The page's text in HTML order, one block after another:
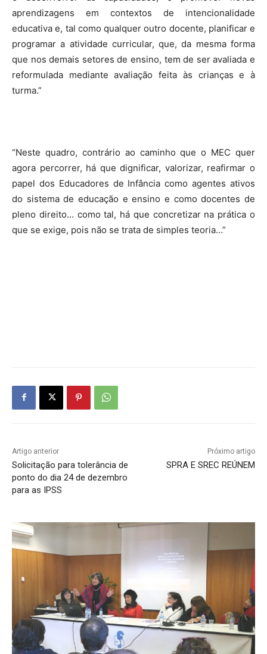
aprendizagens em contextos de intencionalidade
educativa e, tal como qualquer outro docente, planificar e
programar a atividade curricular, que, da mesma forma
que nos demais setores de ensino, tem de ser avaliada e
reformulada mediante avaliação feita às crianças e à
turma.”
“Neste quadro, contrário ao caminho que o MEC quer
agora percorrer, há que dignificar, valorizar, reafirmar o
papel dos Educadores de Infância como agentes ativos
do sistema de educação e ensino e como docentes de
pleno direito… como tal, há que concretizar na prática o
que se exige, pois não se trata de simples teoria…”
Artigo anterior
Solicitação para tolerância de
ponto do dia 24 de dezembro
para as IPSS
Próximo artigo
SPRA E SREC REÚNEM